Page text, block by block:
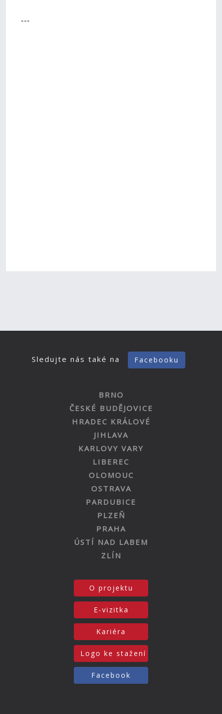
---
Sledujte nás také na Facebooku
BRNO
ČESKÉ BUDĚJOVICE
HRADEC KRÁLOVÉ
JIHLAVA
KARLOVY VARY
LIBEREC
OLOMOUC
OSTRAVA
PARDUBICE
PLZEŇ
PRAHA
ÚSTÍ NAD LABEM
ZLÍN
O projektu
E-vizitka
Kariéra
Logo ke stažení
Facebook